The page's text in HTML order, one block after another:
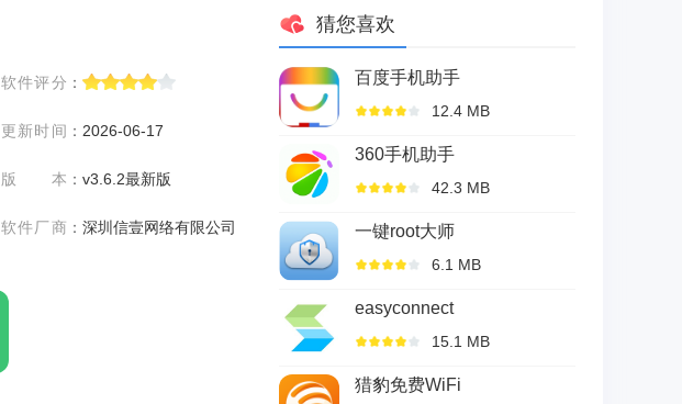
软件评分 ：
更新时间 ： 2026-06-17
版本 ： v3.6.2最新版
软件厂商 ： 深圳信壹网络有限公司
猜您喜欢
百度手机助手
12.4 MB
360手机助手
42.3 MB
一键root大师
6.1 MB
easyconnect
15.1 MB
猎豹免费WiFi